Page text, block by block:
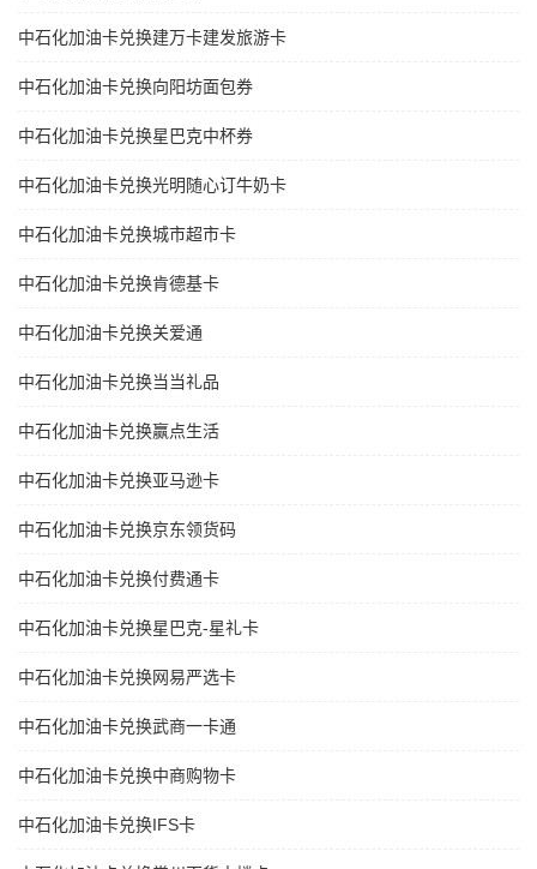
中石化加油卡兑换建万卡建发旅游卡
中石化加油卡兑换向阳坊面包券
中石化加油卡兑换星巴克中杯券
中石化加油卡兑换光明随心订牛奶卡
中石化加油卡兑换城市超市卡
中石化加油卡兑换肯德基卡
中石化加油卡兑换关爱通
中石化加油卡兑换当当礼品
中石化加油卡兑换赢点生活
中石化加油卡兑换亚马逊卡
中石化加油卡兑换京东领货码
中石化加油卡兑换付费通卡
中石化加油卡兑换星巴克-星礼卡
中石化加油卡兑换网易严选卡
中石化加油卡兑换武商一卡通
中石化加油卡兑换中商购物卡
中石化加油卡兑换IFS卡